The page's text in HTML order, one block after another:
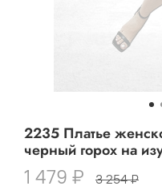
2235 Платье
черный горох на
1 479 ₽ 3 254 ₽